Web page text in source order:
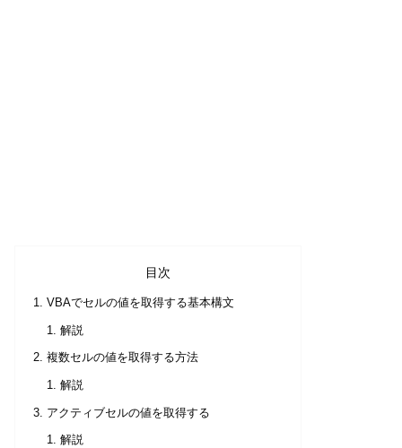
目次
VBAでセルの値を取得する基本構文
解説
複数セルの値を取得する方法
解説
アクティブセルの値を取得する
解説